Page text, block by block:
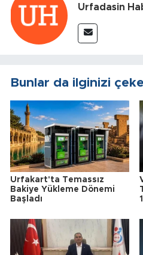
Urfadasin
Bunlar da ilginizi
Urfakart'ta Temassız
Bakiye Yükleme Dönemi
Başladı